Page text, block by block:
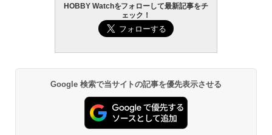
LOCTITE(ロックタイト) シールはがし
プレミアム 220ml
￥962
タミヤ クラフトツールシリーズ No.123
先細薄刃ニッパー (ゲートカット用) プラ
モデル用工具 74123
HOBBY Watchをフォローして最新記事をチ
ェック！
Google 検索で当サイトの記事を優先表示させる